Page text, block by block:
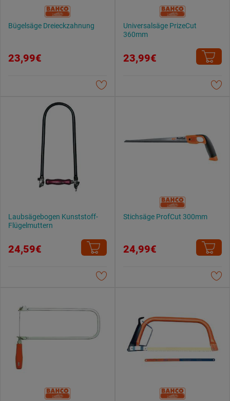
Bügelsäge Dreieckzahnung
23,99€
Universalsäge PrizeCut
360mm
23,99€
Laubsägebogen Kunststoff-
Flügelmuttern
24,59€
Stichsäge ProfCut 300mm
24,99€